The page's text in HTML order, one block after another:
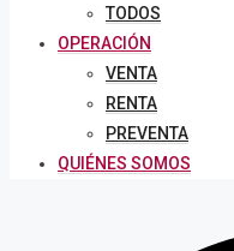
TODOS
OPERACIÓN
VENTA
RENTA
PREVENTA
QUIÉNES SOMOS